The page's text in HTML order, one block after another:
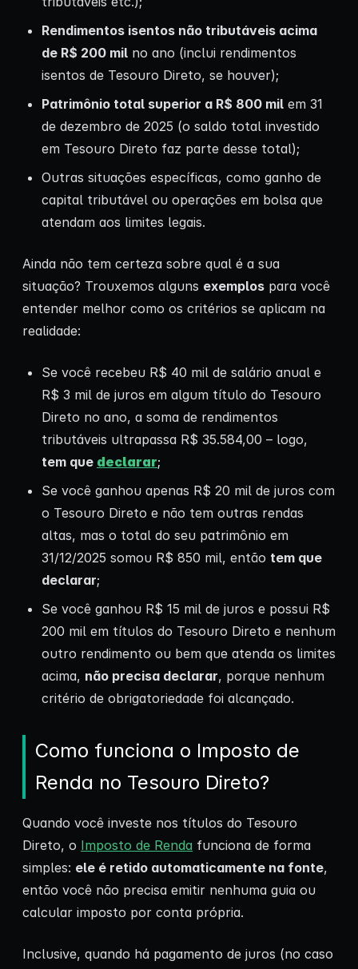
Rendimentos isentos não tributáveis acima
de R$ 200 mil no ano (inclui rendimentos
isentos de Tesouro Direto, se houver);
Patrimônio total superior a R$ 800 mil em 31
de dezembro de 2025 (o saldo total investido
em Tesouro Direto faz parte desse total);
Outras situações específicas, como ganho de
capital tributável ou operações em bolsa que
atendam aos limites legais.
Ainda não tem certeza sobre qual é a sua
situação? Trouxemos alguns exemplos para você
entender melhor como os critérios se aplicam na
realidade:
Se você recebeu R$ 40 mil de salário anual e
R$ 3 mil de juros em algum título do Tesouro
Direto no ano, a soma de rendimentos
tributáveis ultrapassa R$ 35.584,00 – logo,
tem que declarar;
Se você ganhou apenas R$ 20 mil de juros com
o Tesouro Direto e não tem outras rendas
altas, mas o total do seu patrimônio em
31/12/2025 somou R$ 850 mil, então tem que
declarar;
Se você ganhou R$ 15 mil de juros e possui R$
200 mil em títulos do Tesouro Direto e nenhum
outro rendimento ou bem que atenda os limites
acima, não precisa declarar, porque nenhum
critério de obrigatoriedade foi alcançado.
Como funciona o Imposto de
Renda no Tesouro Direto?
Quando você investe nos títulos do Tesouro
Direto, o Imposto de Renda funciona de forma
simples: ele é retido automaticamente na fonte,
então você não precisa emitir nenhuma guia ou
calcular imposto por conta própria.
Inclusive, quando há pagamento de juros (no caso